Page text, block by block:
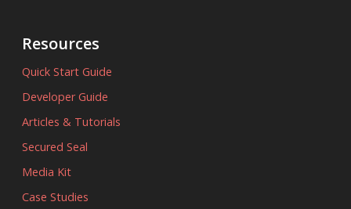
Resources
Quick Start Guide
Developer Guide
Articles & Tutorials
Secured Seal
Media Kit
Case Studies